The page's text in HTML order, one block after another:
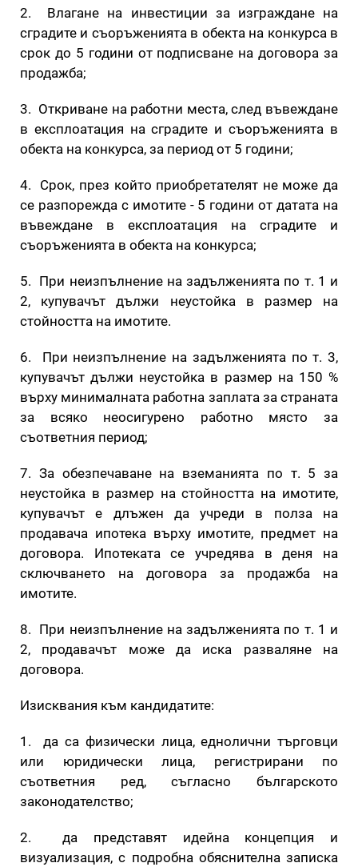
2. Влагане на инвестиции за изграждане на
сградите и съоръженията в обекта на конкурса в
срок до 5 години от подписване на договора за
продажба;
3. Откриване на работни места, след въвеждане
в експлоатация на сградите и съоръженията в
обекта на конкурса, за период от 5 години;
4. Срок, през който приобретателят не може да
се разпорежда с имотите - 5 години от датата на
въвеждане в експлоатация на сградите и
съоръженията в обекта на конкурса;
5. При неизпълнение на задълженията по т. 1 и
2, купувачът дължи неустойка в размер на
стойността на имотите.
6. При неизпълнение на задълженията по т. 3,
купувачът дължи неустойка в размер на 150 %
върху минималната работна заплата за страната
за всяко неосигурено работно място за
съответния период;
7. За обезпечаване на вземанията по т. 5 за
неустойка в размер на стойността на имотите,
купувачът е длъжен да учреди в полза на
продавача ипотека върху имотите, предмет на
договора. Ипотеката се учредява в деня на
сключването на договора за продажба на
имотите.
8. При неизпълнение на задълженията по т. 1 и
2, продавачът може да иска разваляне на
договора.
Изисквания към кандидатите:
1. да са физически лица, еднолични търговци
или юридически лица, регистрирани по
съответния ред, съгласно българското
законодателство;
2. да представят идейна концепция и
визуализация, с подробна обяснителна записка